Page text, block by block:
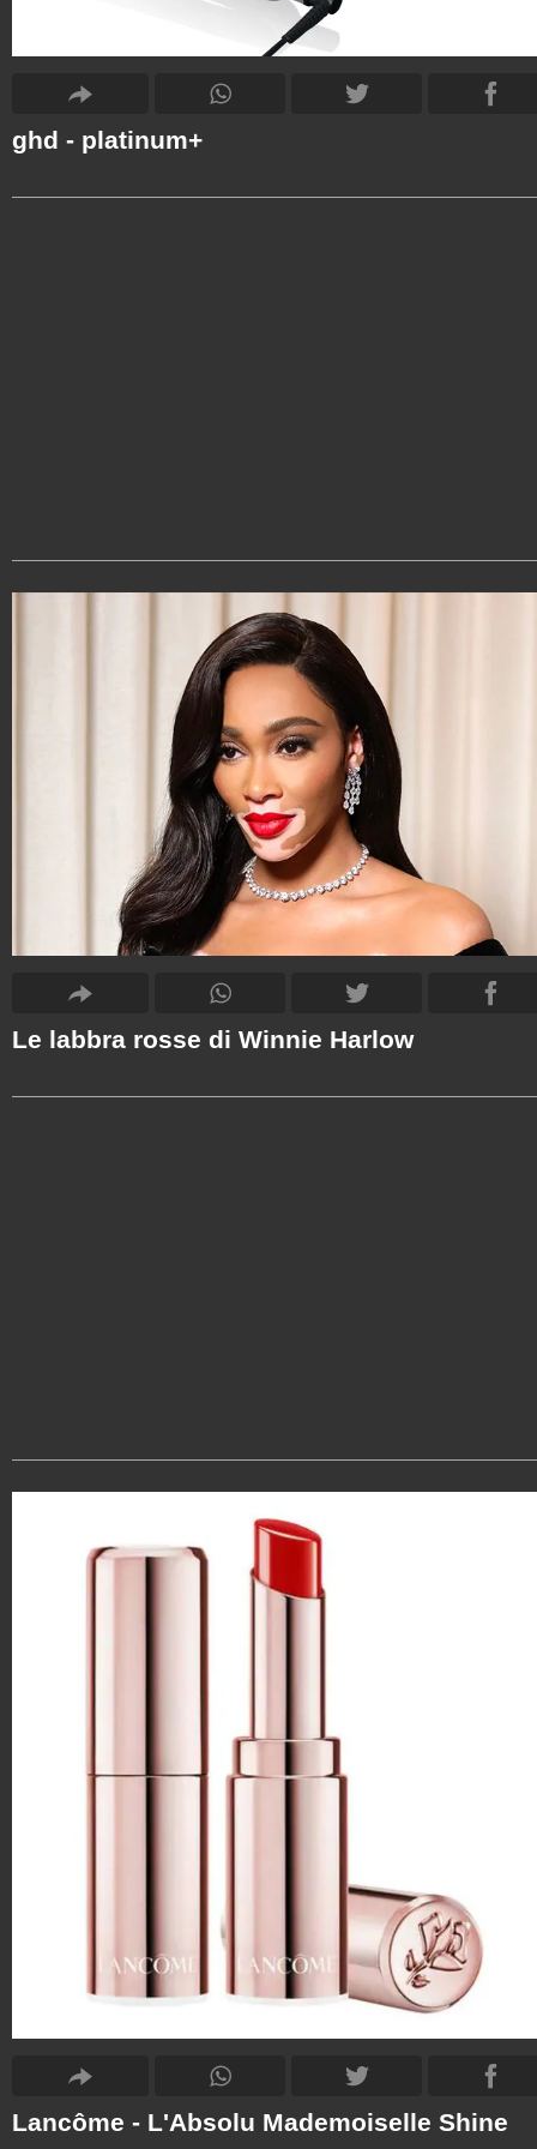
ghd - platinum+
Le labbra rosse di Winnie Harlow
Lancôme - L'Absolu Mademoiselle Shine